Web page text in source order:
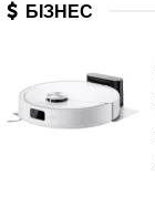
БІЗНЕС